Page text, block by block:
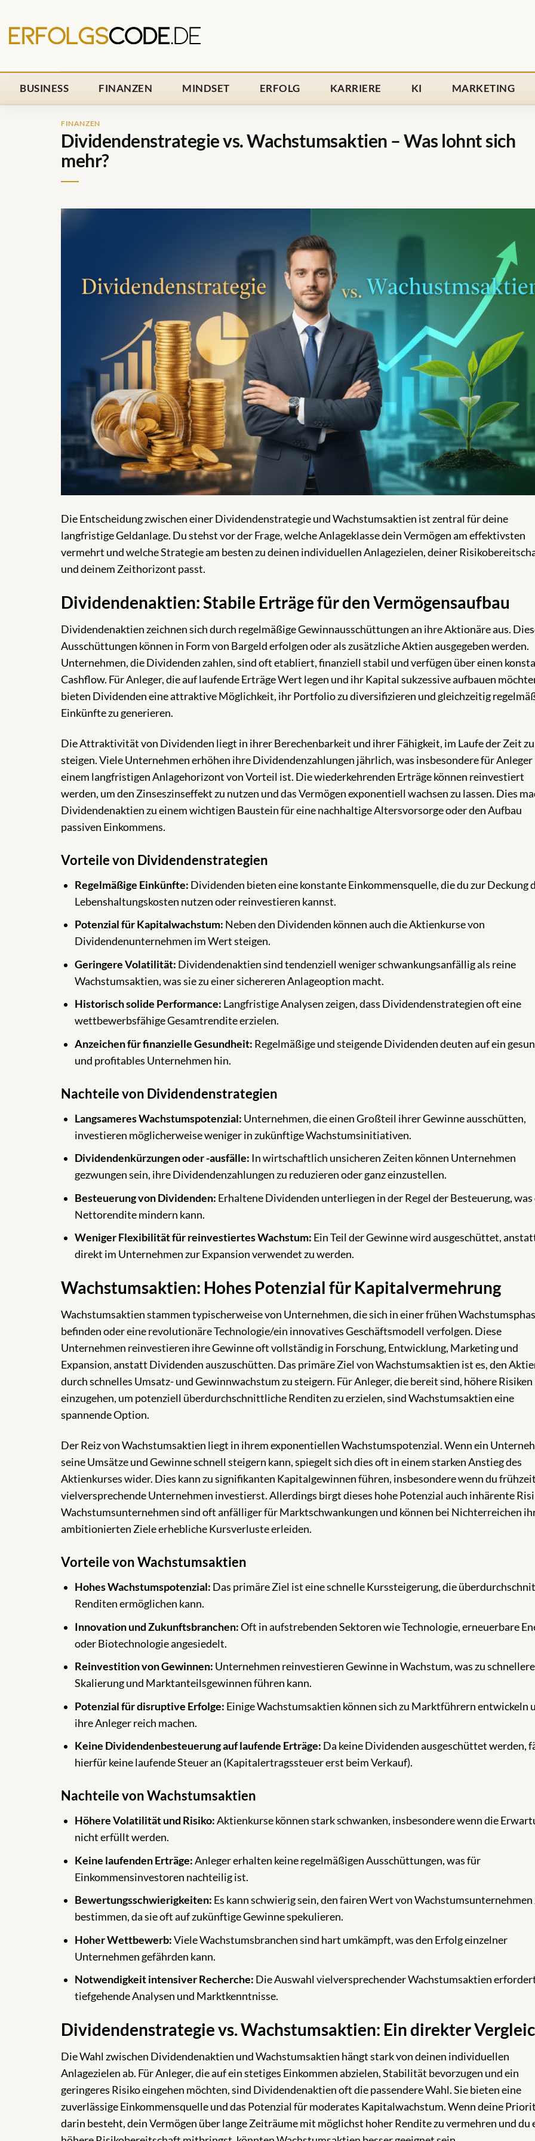
Inhalt
springen
BUSINESS FINANZEN MINDSET ERFOLG KARRIERE KI MARKETING
FINANZEN
Dividendenstrategie vs. Wachstumsaktien – Was lohnt sich
mehr?
Die Entscheidung zwischen einer Dividendenstrategie und Wachstumsaktien ist zentral für deine
langfristige Geldanlage. Du stehst vor der Frage, welche Anlageklasse dein Vermögen am effektivsten
vermehrt und welche Strategie am besten zu deinen individuellen Anlagezielen, deiner
und deinem Zeithorizont passt.
Dividendenaktien: Stabile Erträge für den Vermögensaufbau
Dividendenaktien zeichnen sich durch regelmäßige Gewinnausschüttungen an ihre Aktionäre aus.
Ausschüttungen können in Form von Bargeld erfolgen oder als zusätzliche Aktien ausgegeben werden.
Unternehmen, die Dividenden zahlen, sind oft etabliert, finanziell stabil und verfügen über einen
Cashflow. Für Anleger, die auf laufende Erträge Wert legen und ihr Kapital sukzessive aufbauen
bieten Dividenden eine attraktive Möglichkeit, ihr Portfolio zu diversifizieren und gleichzeitig
Einkünfte zu generieren.
Die Attraktivität von Dividenden liegt in ihrer Berechenbarkeit und ihrer Fähigkeit, im Laufe der Zeit zu
steigen. Viele Unternehmen erhöhen ihre Dividendenzahlungen jährlich, was insbesondere für
einem langfristigen Anlagehorizont von Vorteil ist. Die wiederkehrenden Erträge können reinvestiert
werden, um den Zinseszinseffekt zu nutzen und das Vermögen exponentiell wachsen zu lassen. Dies
Dividendenaktien zu einem wichtigen Baustein für eine nachhaltige Altersvorsorge oder den Aufbau
passiven Einkommens.
Vorteile von Dividendenstrategien
Regelmäßige Einkünfte: Dividenden bieten eine konstante Einkommensquelle, die du zur Deckung
Lebenshaltungskosten nutzen oder reinvestieren kannst.
Potenzial für Kapitalwachstum: Neben den Dividenden können auch die Aktienkurse von
Dividendenunternehmen im Wert steigen.
Geringere Volatilität: Dividendenaktien sind tendenziell weniger schwankungsanfällig als reine
Wachstumsaktien, was sie zu einer sichereren Anlageoption macht.
Historisch solide Performance: Langfristige Analysen zeigen, dass Dividendenstrategien oft eine
wettbewerbsfähige Gesamtrendite erzielen.
Anzeichen für finanzielle Gesundheit: Regelmäßige und steigende Dividenden deuten auf ein
und profitables Unternehmen hin.
Nachteile von Dividendenstrategien
Langsameres Wachstumspotenzial: Unternehmen, die einen Großteil ihrer Gewinne ausschütten,
investieren möglicherweise weniger in zukünftige Wachstumsinitiativen.
Dividendenkürzungen oder -ausfälle: In wirtschaftlich unsicheren Zeiten können Unternehmen
gezwungen sein, ihre Dividendenzahlungen zu reduzieren oder ganz einzustellen.
Besteuerung von Dividenden: Erhaltene Dividenden unterliegen in der Regel der Besteuerung, was
Nettorendite mindern kann.
Weniger Flexibilität für reinvestiertes Wachstum: Ein Teil der Gewinne wird ausgeschüttet,
direkt im Unternehmen zur Expansion verwendet zu werden.
Wachstumsaktien: Hohes Potenzial für Kapitalvermehrung
Wachstumsaktien stammen typischerweise von Unternehmen, die sich in einer frühen
befinden oder eine revolutionäre Technologie/ein innovatives Geschäftsmodell verfolgen. Diese
Unternehmen reinvestieren ihre Gewinne oft vollständig in Forschung, Entwicklung, Marketing und
Expansion, anstatt Dividenden auszuschütten. Das primäre Ziel von Wachstumsaktien ist es, den
durch schnelles Umsatz- und Gewinnwachstum zu steigern. Für Anleger, die bereit sind, höhere Risiken
einzugehen, um potenziell überdurchschnittliche Renditen zu erzielen, sind Wachstumsaktien eine
spannende Option.
Der Reiz von Wachstumsaktien liegt in ihrem exponentiellen Wachstumspotenzial. Wenn ein
seine Umsätze und Gewinne schnell steigern kann, spiegelt sich dies oft in einem starken Anstieg des
Aktienkurses wider. Dies kann zu signifikanten Kapitalgewinnen führen, insbesondere wenn du
vielversprechende Unternehmen investierst. Allerdings birgt dieses hohe Potenzial auch inhärente
Wachstumsunternehmen sind oft anfälliger für Marktschwankungen und können bei Nichterreichen
ambitionierten Ziele erhebliche Kursverluste erleiden.
Vorteile von Wachstumsaktien
Hohes Wachstumspotenzial: Das primäre Ziel ist eine schnelle Kurssteigerung, die
Renditen ermöglichen kann.
Innovation und Zukunftsbranchen:Oft in aufstrebenden Sektoren wie Technologie, erneuerbare
oder Biotechnologie angesiedelt.
Reinvestition von Gewinnen: Unternehmen reinvestieren Gewinne in Wachstum, was zu
Skalierung und Marktanteilsgewinnen führen kann.
Potenzial für disruptive Erfolge: Einige Wachstumsaktien können sich zu Marktführern entwickeln
ihre Anleger reich machen.
Keine Dividendenbesteuerung auf laufende Erträge: Da keine Dividenden ausgeschüttet werden,
hierfür keine laufende Steuer an (Kapitalertragssteuer erst beim Verkauf).
Nachteile von Wachstumsaktien
Höhere Volatilität und Risiko:Aktienkurse können stark schwanken, insbesondere wenn die
nicht erfüllt werden.
Keine laufenden Erträge:Anleger erhalten keine regelmäßigen Ausschüttungen, was für
Einkommensinvestoren nachteilig ist.
Bewertungsschwierigkeiten: Es kann schwierig sein, den fairen Wert von Wachstumsunternehmen
bestimmen, da sie oft auf zukünftige Gewinne spekulieren.
Hoher Wettbewerb:Viele Wachstumsbranchen sind hart umkämpft, was den Erfolg einzelner
Unternehmen gefährden kann.
Notwendigkeit intensiver Recherche: Die Auswahl vielversprechender Wachstumsaktien
tiefgehende Analysen und Marktkenntnisse.
Dividendenstrategie vs. Wachstumsaktien: Ein direkter
Die Wahl zwischen Dividendenaktien und Wachstumsaktien hängt stark von deinen individuellen
Anlagezielen ab. Für Anleger, die auf ein stetiges Einkommen abzielen, Stabilität bevorzugen und ein
geringeres Risiko eingehen möchten, sind Dividendenaktien oft die passendere Wahl. Sie bieten eine
zuverlässige Einkommensquelle und das Potenzial für moderates Kapitalwachstum. Wenn deine
darin besteht, dein Vermögen über lange Zeiträume mit möglichst hoher Rendite zu vermehren und du